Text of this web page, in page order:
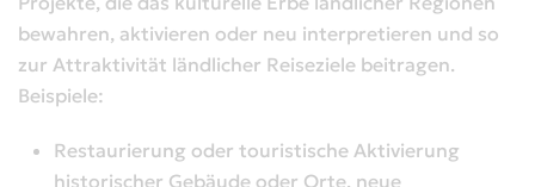
bewahren, aktivieren oder neu interpretieren und so
zur Attraktivität ländlicher Reiseziele beitragen.
Beispiele:
Restaurierung oder touristische Aktivierung
historischer Gebäude oder Orte, neue